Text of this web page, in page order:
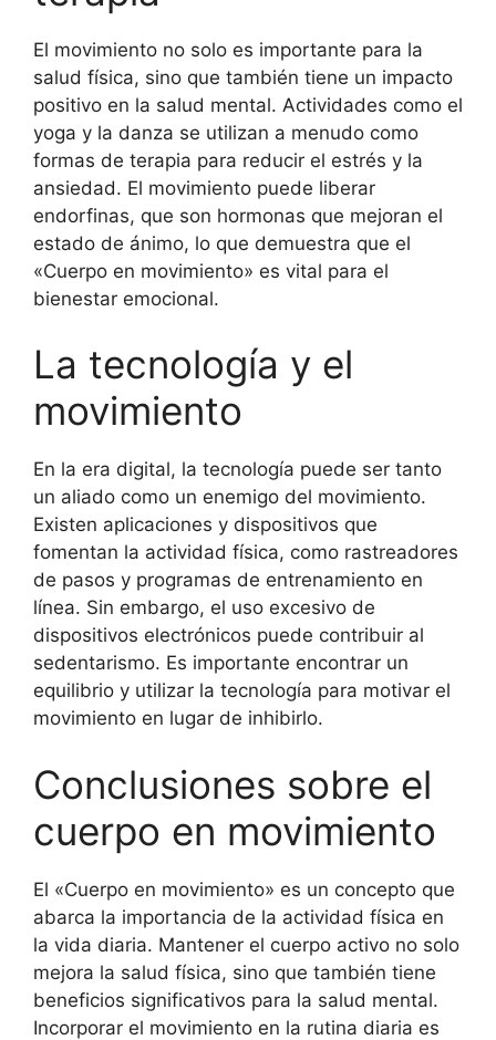
El movimiento no solo es importante para la
salud física, sino que también tiene un impacto
positivo en la salud mental. Actividades como el
yoga y la danza se utilizan a menudo como
formas de terapia para reducir el estrés y la
ansiedad. El movimiento puede liberar
endorfinas, que son hormonas que mejoran el
estado de ánimo, lo que demuestra que el
«Cuerpo en movimiento» es vital para el
bienestar emocional.
La tecnología y el
movimiento
En la era digital, la tecnología puede ser tanto
un aliado como un enemigo del movimiento.
Existen aplicaciones y dispositivos que
fomentan la actividad física, como rastreadores
de pasos y programas de entrenamiento en
línea. Sin embargo, el uso excesivo de
dispositivos electrónicos puede contribuir al
sedentarismo. Es importante encontrar un
equilibrio y utilizar la tecnología para motivar el
movimiento en lugar de inhibirlo.
Conclusiones sobre el
cuerpo en movimiento
El «Cuerpo en movimiento» es un concepto que
abarca la importancia de la actividad física en
la vida diaria. Mantener el cuerpo activo no solo
mejora la salud física, sino que también tiene
beneficios significativos para la salud mental.
Incorporar el movimiento en la rutina diaria es